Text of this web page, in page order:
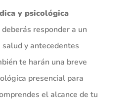
y psicológica
responder a un
y antecedentes
te harán una breve
presencial para
el alcance de tu